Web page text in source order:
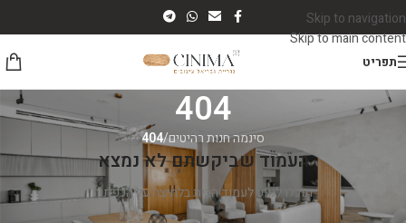
Skip to navigation
Skip to main content
תפריט
404
סינמה חנות רהיטים/
404
העמוד שביקשתם לא נמצא
תוכלו לנווט לעמוד הבית בלחיצה על הכפתור